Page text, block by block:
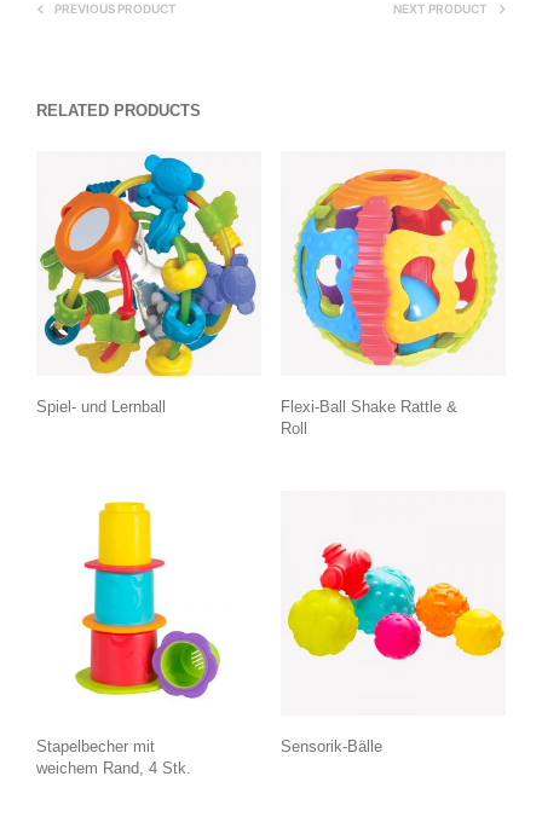
PREVIOUS PRODUCT NEXT PRODUCT
RELATED PRODUCTS
Spiel- und Lernball
Flexi-Ball Shake Rattle &
Roll
Stapelbecher mit
weichem Rand, 4 Stk.
Sensorik-Bälle